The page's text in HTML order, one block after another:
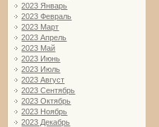
2023 Январь
2023 Февраль
2023 Март
2023 Апрель
2023 Май
2023 Июнь
2023 Июль
2023 Август
2023 Сентябрь
2023 Октябрь
2023 Ноябрь
2023 Декабрь